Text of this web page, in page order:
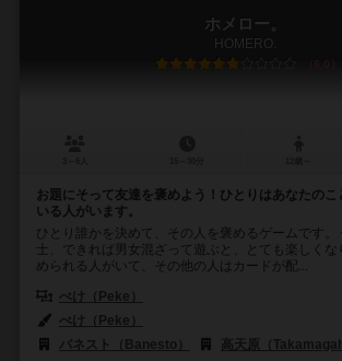
ホメロー。
HOMERO.
6.0
お題にそって友達を褒めよう！ひとりはあなたのこ
いる人がいます。
ひとり誰かを決めて、その人を褒めるゲームです。
士、できれば男女混ざって遊ぶと、とても楽しく
められる人がいて、その他の人はカードが配...
ぺけ（Peke）
ぺけ（Peke）
バネスト（Banesto）
高天原（